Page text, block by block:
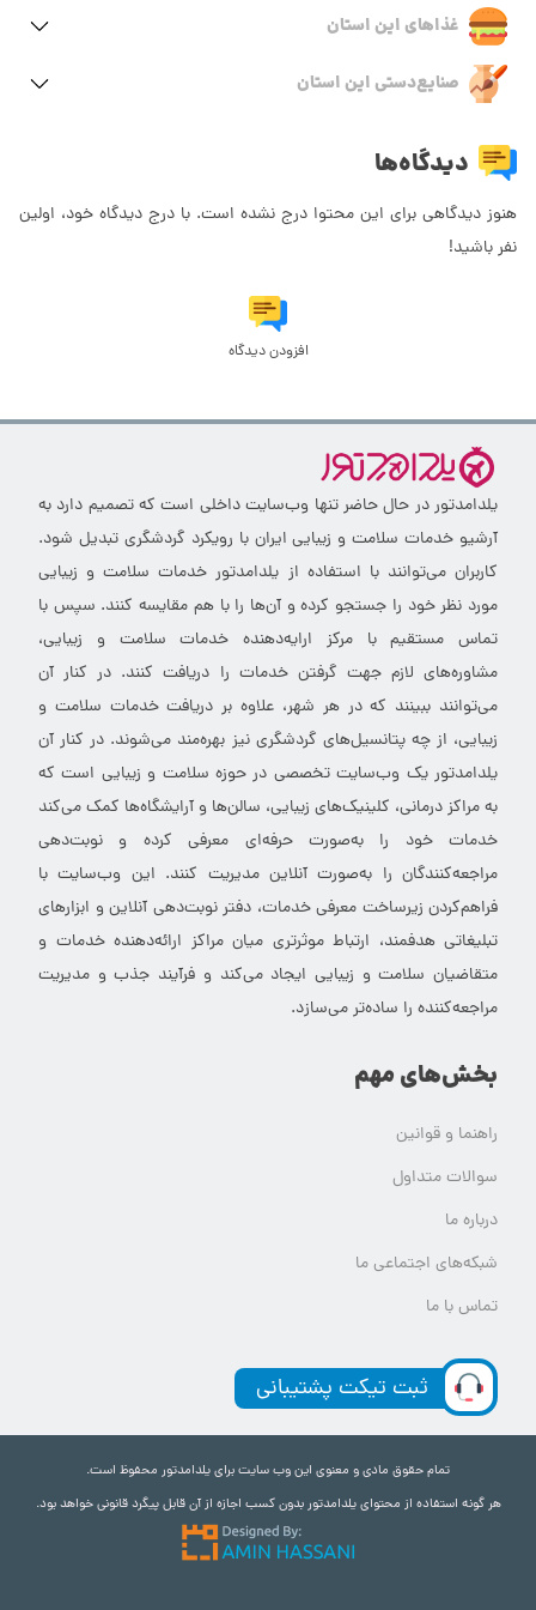
غذاهای این استان
صنایع‌دستی این استان
دیدگاه‌ها
هنوز دیدگاهی برای این محتوا درج نشده است. با درج دیدگاه خود، اولین
نفر باشید!
افزودن دیدگاه
یلدامدتور در حال حاضر تنها وب‌سایت داخلی است که تصمیم دارد به
آرشیو خدمات سلامت و زیبایی ایران با رویکرد گردشگری تبدیل شود.
کاربران می‌توانند با استفاده از یلدامدتور خدمات سلامت و زیبایی
مورد نظر خود را جستجو کرده و آن‌ها را با هم مقایسه کنند. سپس با
تماس مستقیم با مرکز ارایه‌دهنده خدمات سلامت و زیبایی،
مشاوره‌های لازم جهت گرفتن خدمات را دریافت کنند. در کنار آن
می‌توانند ببینند که در هر شهر، علاوه بر دریافت خدمات سلامت و
زیبایی، از چه پتانسیل‌های گردشگری نیز بهره‌مند می‌شوند. در کنار آن
یلدامدتور یک وب‌سایت تخصصی در حوزه سلامت و زیبایی است که
به مراکز درمانی، کلینیک‌های زیبایی، سالن‌ها و آرایشگاه‌ها کمک می‌کند
خدمات خود را به‌صورت حرفه‌ای معرفی کرده و نوبت‌دهی
مراجعه‌کنندگان را به‌صورت آنلاین مدیریت کنند. این وب‌سایت با
فراهم‌کردن زیرساخت معرفی خدمات، دفتر نوبت‌دهی آنلاین و ابزارهای
تبلیغاتی هدفمند، ارتباط موثرتری میان مراکز ارائه‌دهنده خدمات و
متقاضیان سلامت و زیبایی ایجاد می‌کند و فرآیند جذب و مدیریت
مراجعه‌کننده را ساده‌تر می‌سازد.
بخش‌های مهم
راهنما و قوانین
سوالات متداول
درباره ما
شبکه‌های اجتماعی ما
تماس با ما
ثبت تیکت پشتیبانی
تمام حقوق مادی و معنوی این وب سایت برای یلدامدتور محفوظ است.
هر گونه استفاده از محتوای یلدامدتور بدون کسب اجازه از آن قابل پیگرد قانونی خواهد بود.